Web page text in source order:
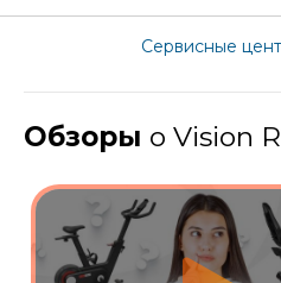
Сервисные
Обзоры о Vision